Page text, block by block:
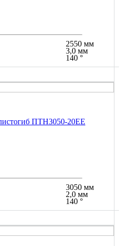
2550 мм
3,0 мм
140 °
ПТН3050-20ЕЕ
3050 мм
2,0 мм
140 °